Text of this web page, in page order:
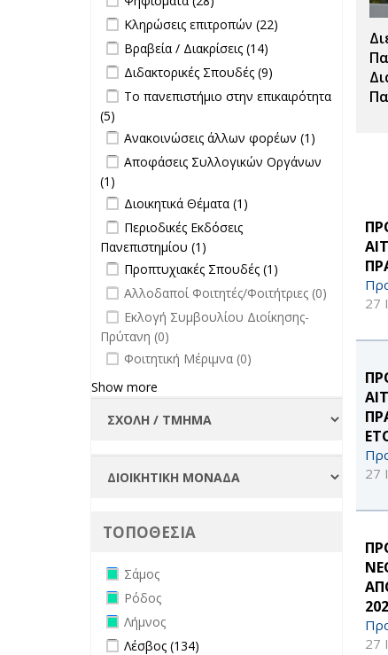
27
27
27
Σπουδές filter
Apply Κληρώσεις επιτροπών filter
Κληρώσεις επιτροπών (22)
Apply Βραβεία / Διακρίσεις filter
Βραβεία / Διακρίσεις (14)
Διακρίσεις
filter
Apply Διδακτορικές Σπουδές filter
Διδακτορικές Σπουδές (9)
Σπουδές
Apply Το πανεπιστήμιο στην
επικαιρότητα filter
Το πανεπιστήμιο στην επικαιρότητα
(5)
επικαιρότητα filter
Apply Ανακοινώσεις άλλων φορέων
filter
Ανακοινώσεις άλλων φορέων (1)
άλλων
Apply Αποφάσεις Συλλογικών
Οργάνων filter
Αποφάσεις Συλλογικών Οργάνων
(1)
Οργάνων filter
Apply Διοικητικά Θέματα filter
Διοικητικά Θέματα (1)
Apply Περιοδικές Εκδόσεις
Πανεπιστημίου filter
Περιοδικές Εκδόσεις
Πανεπιστημίου (1)
Εκδόσεις
Πανεπιστημίου filter
Apply Προπτυχιακές Σπουδές filter
Προπτυχιακές Σπουδές (1)
Σπουδές filter
undefined
Αλλοδαποί Φοιτητές/Φοιτήτριες (0)
undefined
Εκλογή Συμβουλίου Διοίκησης-
Πρύτανη (0)
undefined
Φοιτητική Μέριμνα (0)
Show more
ΤΟΠΟΘΕΣΙΑ
Remove Σάμος filter
Σάμος
Remove Ρόδος filter
Ρόδος
Remove Λήμνος filter
Λήμνος
Apply Λέσβος filter
Λέσβος (134)